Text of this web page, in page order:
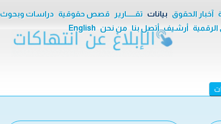
آخبار الحقوق بيانات تقــــــارير قصص حقوقية دراسات وبحوث
أرشيف أتصل بنا من نحن English